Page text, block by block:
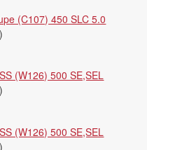
(C107) 450 SLC 5.0
177)
(W126) 500 SE,SEL
170)
(W126) 500 SE,SEL
177)